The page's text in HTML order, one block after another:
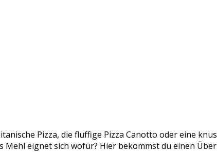
Pizza, die fluffige Pizza Canotto oder eine
eignet sich wofür? Hier bekommst du einen